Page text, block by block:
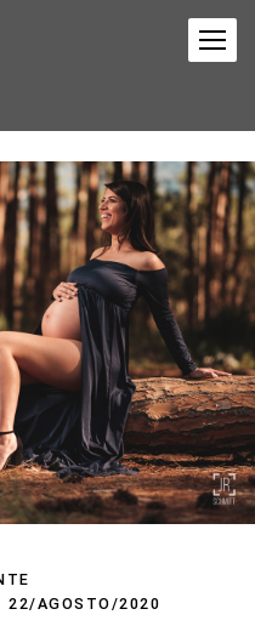
22/AGOSTO/2020